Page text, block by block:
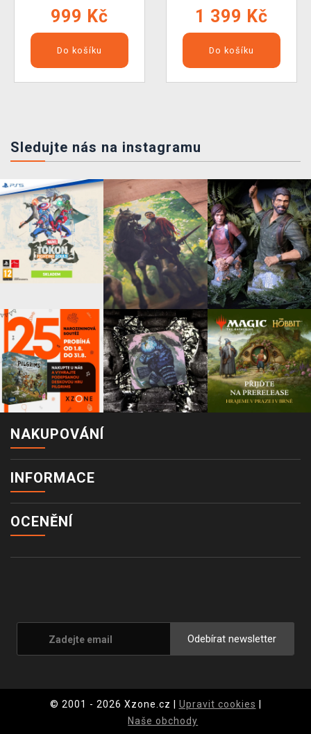
999 Kč
Do košíku
1 399 Kč
Do košíku
Sledujte nás na instagramu
NAKUPOVÁNÍ
INFORMACE
OCENĚNÍ
Odebírat newsletter
© 2001 - 2026 Xzone.cz | Upravit cookies
Naše obchody